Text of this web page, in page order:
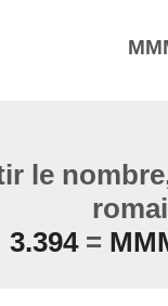
le
3.394 =